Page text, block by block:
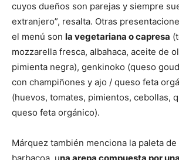
cuyos dueños son parejas y siempre
extranjero”, resalta. Otras
el menú son la vegetariana o capresa
mozzarella fresca, albahaca, aceite de
pimienta negra), genkinoko (queso
con champiñones y ajo / queso feta
(huevos, tomates, pimientos, cebollas,
queso feta orgánico).
Márquez también menciona la paleta de